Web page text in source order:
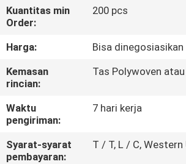
KONTROL
KUALITAS
HUBUNGI
KAMI
PERMINTAAN
PENAWARAN
Kuantitas min
Order:
200 pcs
Harga:
Bisa dinegosiasikan
Kemasan
rincian:
Tas Polywoven
Waktu
pengiriman:
7 hari kerja
Syarat-syarat
pembayaran:
T / T, L / C, Western